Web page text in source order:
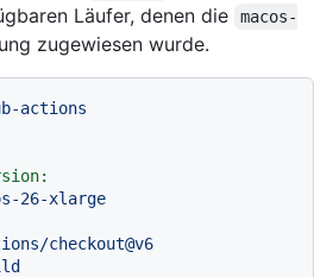
Läufer, denen die
macos-
zugewiesen wurde.
actions
26-xlarge
checkout@v6